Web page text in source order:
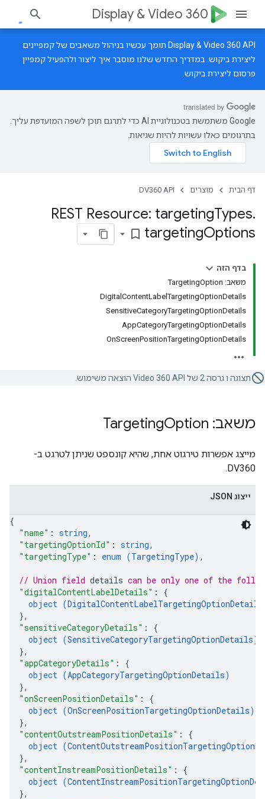
Display & Video 360
‫Display & Video 360 API תומך עכשיו בניהול משאבים של קמפיינים
ליצירת ביקוש. במדריך החדש שלנו מוסבר איך ליצור ולהפעיל קמפיין
פרסום ליצירת ביקוש.
‫Google משתמשת בטכנולוגיית AI כדי לתרגם תוכן לשפה המועדפת עליך.
בתרגומים כאלו עשויות להיות שגיאות.
דף הבית מוצרים DV360 API
REST Resource: targetingTypes.
targetingOptions
bookmark_border
בדף הזה
משאב: TargetingOption
DigitalContentLabelTargetingOptionDetails
SensitiveCategoryTargetingOptionDetails
AppCategoryTargetingOptionDetails
OnScreenPositionTargetingOptionDetails
תצוגה ו גרסה 2 של Video 360 API הוצאה משימוש.
משאב: Targeting Option
מייצג אפשרות טירגוט אחת, שהיא קונספט שניתן לטרגט ב-
DV360.
ייצוג JSON
{
"name" : string,
"targetingOptionId" : string,
"targetingType" : enum (TargetingType) ,
// Union field details can be only one of the
"digitalContentLabelDetails" : {
object (DigitalContentLabelTargetingOptionDetails
},
"sensitiveCategoryDetails" : {
object (SensitiveCategoryTargetingOptionDetails)
},
"appCategoryDetails" : {
object (AppCategoryTargetingOptionDetails)
},
"onScreenPositionDetails" : {
object (OnScreenPositionTargetingOptionDetails)
},
"contentOutstreamPositionDetails" : {
object (
},
"contentInstreamPositionDetails" : {
object (
},